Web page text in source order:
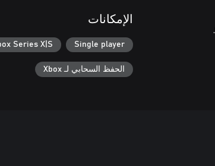
الإمكانات
Single player
Series X|S
الحفظ السحابي لـ Xbox